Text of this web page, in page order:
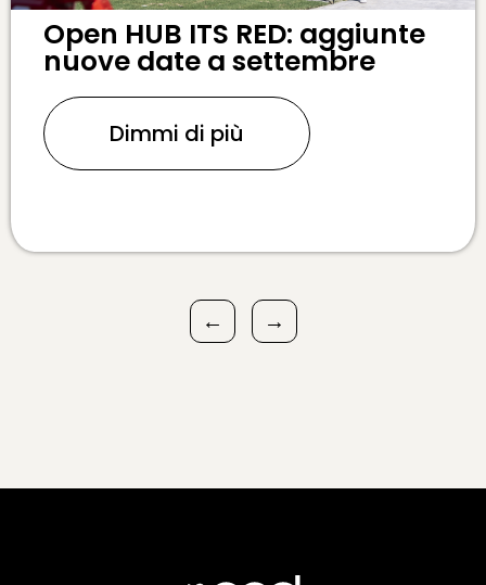
Open HUB ITS RED: aggiunte
nuove date a settembre
Dimmi di più
← →